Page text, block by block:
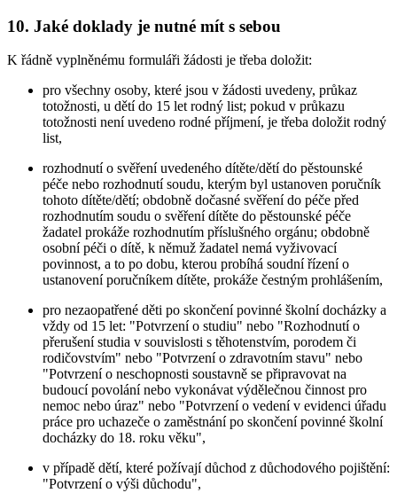
10. Jaké doklady je nutné mít s sebou
K řádně vyplněnému formuláři žádosti je třeba doložit:
pro všechny osoby, které jsou v žádosti uvedeny, průkaz
totožnosti, u dětí do 15 let rodný list; pokud v průkazu
totožnosti není uvedeno rodné příjmení, je třeba doložit rodný
list,
rozhodnutí o svěření uvedeného dítěte/dětí do pěstounské
péče nebo rozhodnutí soudu, kterým byl ustanoven poručník
tohoto dítěte/dětí; obdobně dočasné svěření do péče před
rozhodnutím soudu o svěření dítěte do pěstounské péče
žadatel prokáže rozhodnutím příslušného orgánu; obdobně
osobní péči o dítě, k němuž žadatel nemá vyživovací
povinnost, a to po dobu, kterou probíhá soudní řízení o
ustanovení poručníkem dítěte, prokáže čestným prohlášením,
pro nezaopatřené děti po skončení povinné školní docházky a
vždy od 15 let: "Potvrzení o studiu" nebo "Rozhodnutí o
přerušení studia v souvislosti s těhotenstvím, porodem či
rodičovstvím" nebo "Potvrzení o zdravotním stavu" nebo
"Potvrzení o neschopnosti soustavně se připravovat na
budoucí povolání nebo vykonávat výdělečnou činnost pro
nemoc nebo úraz" nebo "Potvrzení o vedení v evidenci úřadu
práce pro uchazeče o zaměstnání po skončení povinné školní
docházky do 18. roku věku",
v případě dětí, které požívají důchod z důchodového pojištění:
"Potvrzení o výši důchodu",